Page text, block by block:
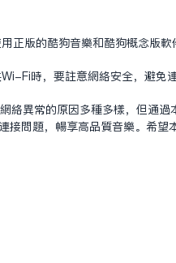
正版的酷狗音乐和酷狗概念版软
Fi时，要注意网络安全，避免
络异常的原因多种多样，但通
接问题，畅享高品质音乐。希